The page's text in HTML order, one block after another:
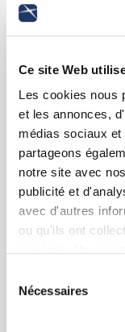
Ce site Web
Les cookies nous
et les annonces,
médias sociaux
partageons
notre site avec
publicité et
avec d'autres
ou qu'ils ont
Nécessaires